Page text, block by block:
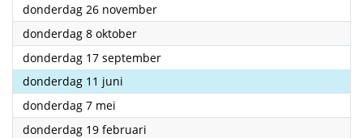
donderdag 26 november2026
donderdag 8 oktober2026
donderdag 17 september2026
donderdag 11 juni
donderdag 7 mei
donderdag 19 februari